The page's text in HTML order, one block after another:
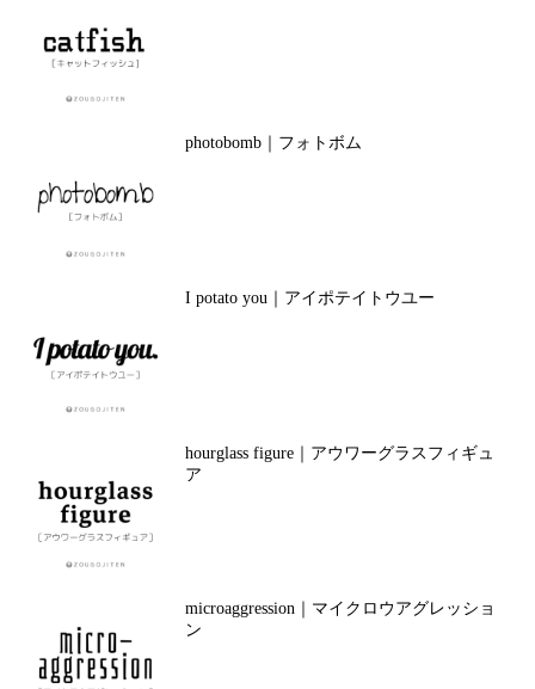
photobomb｜フォトボム
I potato you｜アイポテイトウユー
hourglass figure｜アウワーグラスフィギュ
ア
microaggression｜マイクロウアグレッショ
ン